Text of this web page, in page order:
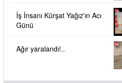
İş İnsanı Kürşat Yağız'ın Acı
Günü
Ağır yaralandı!..